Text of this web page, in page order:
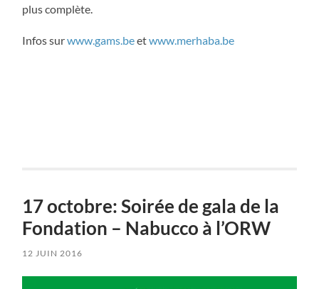
plus complète.
Infos surwww.gams.beetwww.merhaba.be
17 octobre: Soirée de gala de la
Fondation – Nabucco à l’ORW
12 JUIN 2016